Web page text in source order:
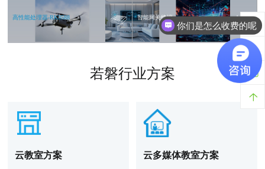
高性能处理器-RK3588 智能网关终端
若磐行业方案
云教室方案 云多媒体教室方案
你们是怎么收费的呢